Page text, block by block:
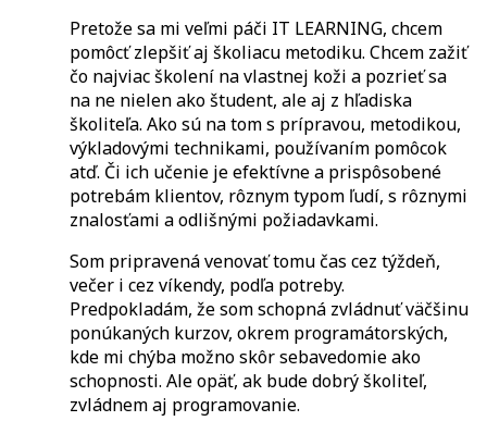
Pretože sa mi veľmi páči IT LEARNING, chcem
pomôcť zlepšiť aj školiacu metodiku. Chcem zažiť
čo najviac školení na vlastnej koži a pozrieť sa
na ne nielen ako študent, ale aj z hľadiska
školiteľa. Ako sú na tom s prípravou, metodikou,
výkladovými technikami, používaním pomôcok
atď. Či ich učenie je efektívne a prispôsobené
potrebám klientov, rôznym typom ľudí, s rôznymi
znalosťami a odlišnými požiadavkami.
Som pripravená venovať tomu čas cez týždeň,
večer i cez víkendy, podľa potreby.
Predpokladám, že som schopná zvládnuť väčšinu
ponúkaných kurzov, okrem programátorských,
kde mi chýba možno skôr sebavedomie ako
schopnosti. Ale opäť, ak bude dobrý školiteľ,
zvládnem aj programovanie.